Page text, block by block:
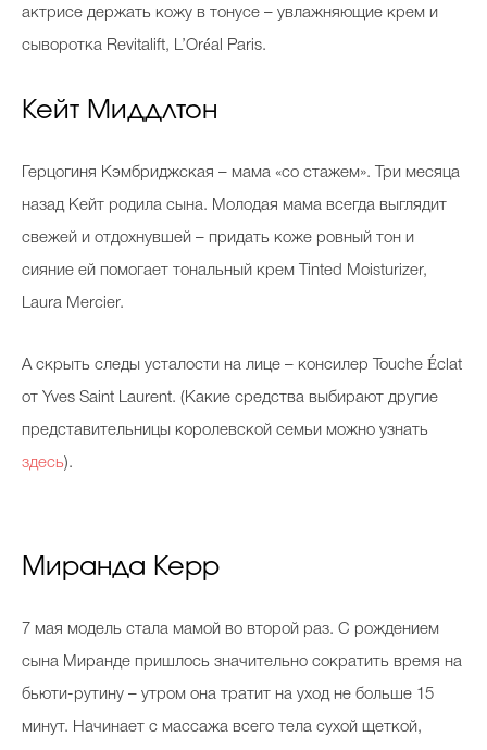
актрисе держать кожу в тонусе – увлажняющие крем и
сыворотка Revitalift, L’Oréal Paris.
Кейт Миддлтон
Герцогиня Кэмбриджская – мама «со стажем». Три месяца
назад Кейт родила сына. Молодая мама всегда выглядит
свежей и отдохнувшей – придать коже ровный тон и
сияние ей помогает тональный крем Tinted Moisturizer,
Laura Mercier.
А скрыть следы усталости на лице – консилер Touche Éclat
от Yves Saint Laurent. (Какие средства выбирают другие
представительницы королевской семьи можно узнать
здесь).
Миранда Керр
7 мая модель стала мамой во второй раз. С рождением
сына Миранде пришлось значительно сократить время на
бьюти-рутину – утром она тратит на уход не больше 15
минут. Начинает с массажа всего тела сухой щеткой,